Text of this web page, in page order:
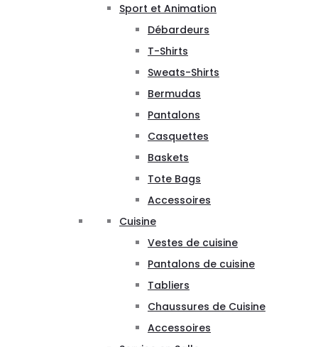
Sport et Animation
Débardeurs
T-Shirts
Sweats-Shirts
Bermudas
Pantalons
Casquettes
Baskets
Tote Bags
Accessoires
Cuisine
Vestes de cuisine
Pantalons de cuisine
Tabliers
Chaussures de Cuisine
Accessoires